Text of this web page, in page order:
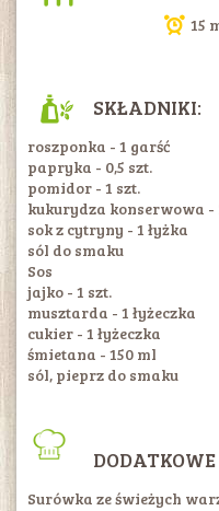
15
SKŁADNIKI:
roszponka - 1 garść
papryka - 0,5 szt.
pomidor - 1 szt.
kukurydza konserwowa -
sok z cytryny - 1 łyżka
sól do smaku
Sos
jajko - 1 szt.
musztarda - 1 łyżeczka
cukier - 1 łyżeczka
śmietana - 150 ml
sól, pieprz do smaku
Surówka ze świeżych